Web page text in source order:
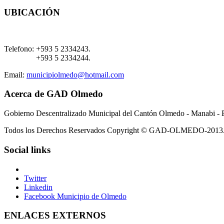
UBICACIÓN
Telefono: +593 5 2334243.
+593 5 2334244.
Email: municipiolmedo@hotmail.com
Acerca de GAD Olmedo
Gobierno Descentralizado Municipal del Cantón Olmedo - Manabi -
Todos los Derechos Reservados Copyright © GAD-OLMEDO-2013.
Social links
Twitter
Linkedin
Facebook Municipio de Olmedo
ENLACES EXTERNOS